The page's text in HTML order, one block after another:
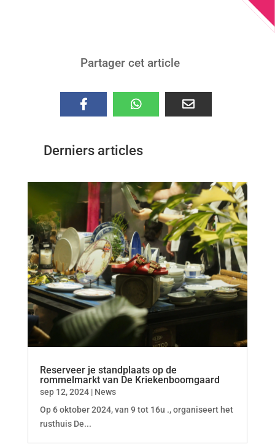
Partager cet article
Derniers articles
Reserveer je standplaats op de
rommelmarkt van De Kriekenboomgaard
sep 12, 2024| News
Op 6 oktober 2024, van 9 tot 16u ., organiseert het
rusthuis De...